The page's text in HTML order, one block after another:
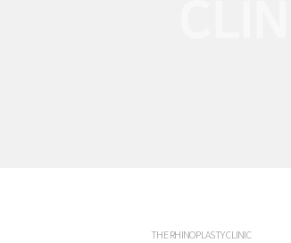
THE RHINOPLASTY CLINIC